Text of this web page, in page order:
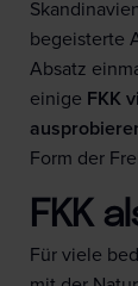
begeisterte
Absatz
einige FKK
Form der
FKK
Für viele